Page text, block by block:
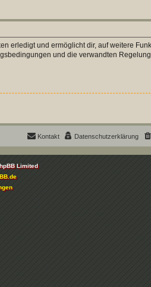
erledigt und ermöglicht dir, auf weitere
und die verwandten
Datenschutzerklärung
Kontakt
Limited